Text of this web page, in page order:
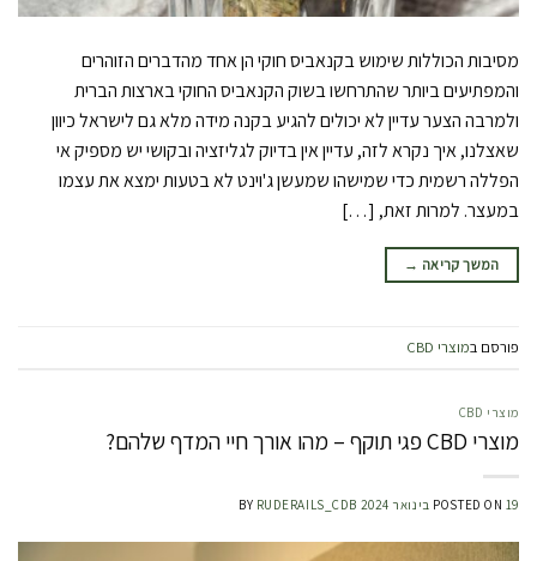
מסיבות הכוללות שימוש בקנאביס חוקי הן אחד מהדברים הזוהרים
והמפתיעים ביותר שהתרחשו בשוק הקנאביס החוקי בארצות הברית
ולמרבה הצער עדיין לא יכולים להגיע בקנה מידה מלא גם לישראל כיוון
שאצלנו, איך נקרא לזה, עדיין אין בדיוק לגליזציה ובקושי יש מספיק אי
הפללה רשמית כדי שמישהו שמעשן ג'וינט לא בטעות ימצא את עצמו
במעצר. למרות זאת, […]
המשך קריאה →
פורסם במוצרי CBD
מוצרי CBD
מוצרי CBD פגי תוקף – מהו אורך חיי המדף שלהם?
POSTED ON 19 בינואר 2024 BY RUDERAILS_CDB